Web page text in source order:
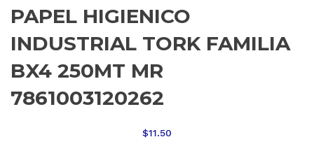
PAPEL HIGIENICO
INDUSTRIAL TORK FAMILIA
BX4 250MT MR
7861003120262
$11.50